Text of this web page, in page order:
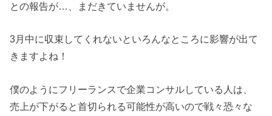
との報告が…、まだきていませんが。
3月中に収束してくれないといろんなところに影響が出て
きますよね！
僕のようにフリーランスで企業コンサルしている人は、
売上が下がると首切られる可能性が高いので戦々恐々な